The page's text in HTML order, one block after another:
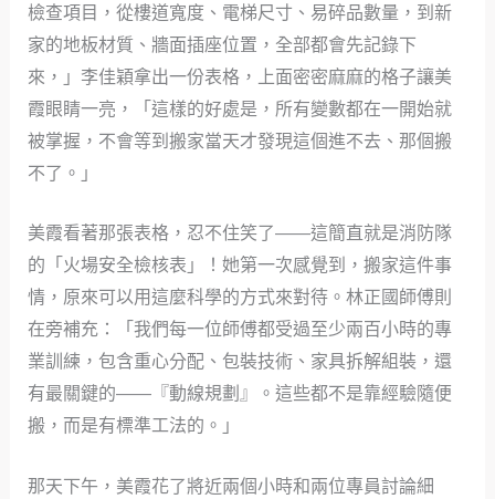
檢查項目，從樓道寬度、電梯尺寸、易碎品數量，到新
家的地板材質、牆面插座位置，全部都會先記錄下
來，」李佳穎拿出一份表格，上面密密麻麻的格子讓美
霞眼睛一亮，「這樣的好處是，所有變數都在一開始就
被掌握，不會等到搬家當天才發現這個進不去、那個搬
不了。」
美霞看著那張表格，忍不住笑了——這簡直就是消防隊
的「火場安全檢核表」！她第一次感覺到，搬家這件事
情，原來可以用這麼科學的方式來對待。林正國師傅則
在旁補充：「我們每一位師傅都受過至少兩百小時的專
業訓練，包含重心分配、包裝技術、家具拆解組裝，還
有最關鍵的——『動線規劃』。這些都不是靠經驗隨便
搬，而是有標準工法的。」
那天下午，美霞花了將近兩個小時和兩位專員討論細